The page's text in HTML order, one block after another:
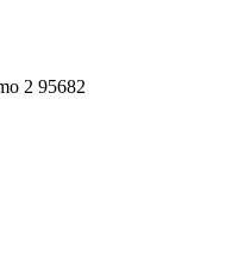
2 95682